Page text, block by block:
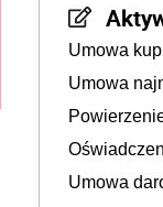
Umowa
Umowa
Umowa